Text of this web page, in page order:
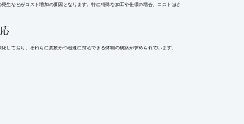
生などがコスト増加の要因となります。特に特殊な加工や仕様の場合、コストはさ
しており、それらに柔軟かつ迅速に対応できる体制の構築が求められています。